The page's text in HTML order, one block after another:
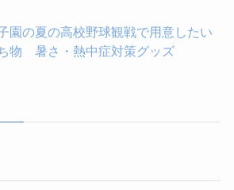
園の夏の高校野球観戦で用意したい
物 暑さ・熱中症対策グッズ